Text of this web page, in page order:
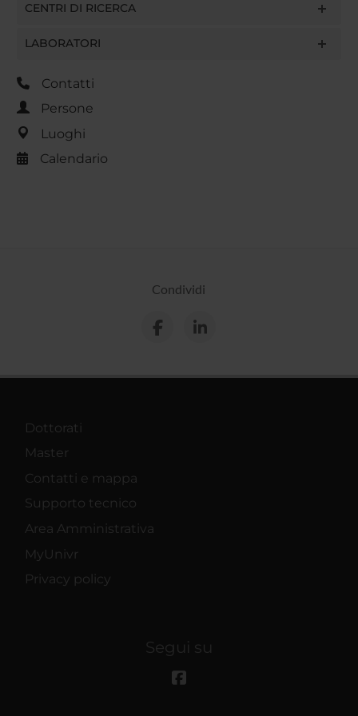
CENTRI DI RICERCA
LABORATORI
Contatti
Persone
Luoghi
Calendario
Condividi
Dottorati
Master
Contatti e mappa
Supporto tecnico
Area Amministrativa
MyUnivr
Privacy policy
Segui su